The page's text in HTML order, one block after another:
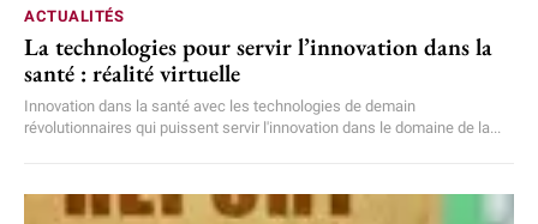
ACTUALITÉS
La technologies pour servir l’innovation dans la
santé : réalité virtuelle
Innovation dans la santé avec les technologies de demain
révolutionnaires qui puissent servir l'innovation dans le domaine de la...